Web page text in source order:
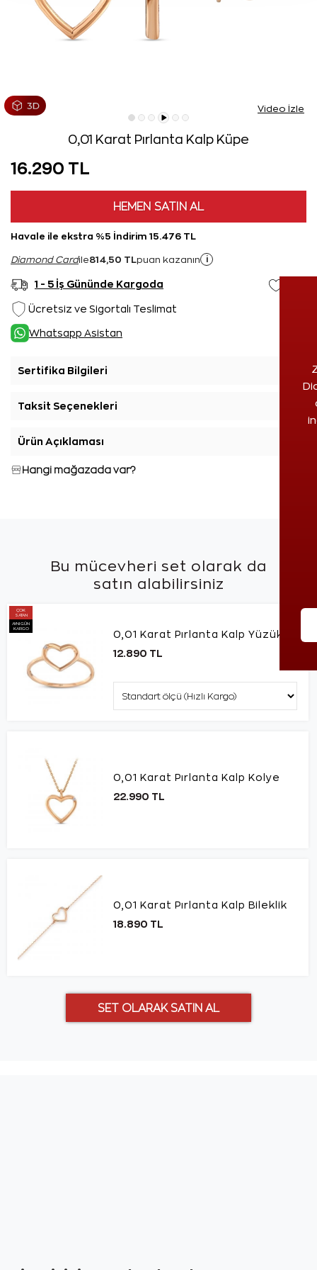
Video İzle
0,01 Karat Pırlanta Kalp Küpe
16.290 TL
HEMEN SATIN AL
Havale ile ekstra %5 İndirim 15.476 TL
Diamond Cardile814,50 TL puan kazanın i
1 - 5 İş Gününde Kargoda
Ücretsiz ve Sigortalı Teslimat
Whatsapp Asistan
Sertifika Bilgileri
Taksit Seçenekleri
Ürün Açıklaması
Hangi mağazada var?
Bu mücevheri set olarak da
satın alabilirsiniz
ÇOK
SATAN
AYNI GÜN
KARGO
0,01 Karat Pırlanta Kalp Yüzük
12.890 TL
0,01 Karat Pırlanta Kalp Kolye
22.990 TL
0,01 Karat Pırlanta Kalp Bileklik
18.890 TL